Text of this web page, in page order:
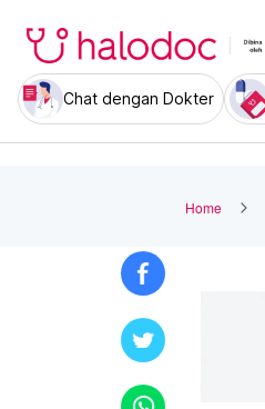
Chat dengan Dokter
Home